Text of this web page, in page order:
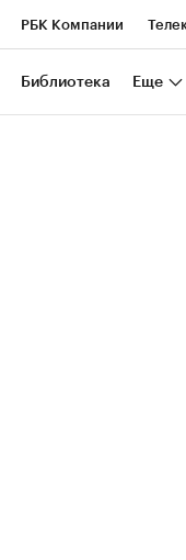
РБК Компании
Национальные проекты
Библиотека Еще